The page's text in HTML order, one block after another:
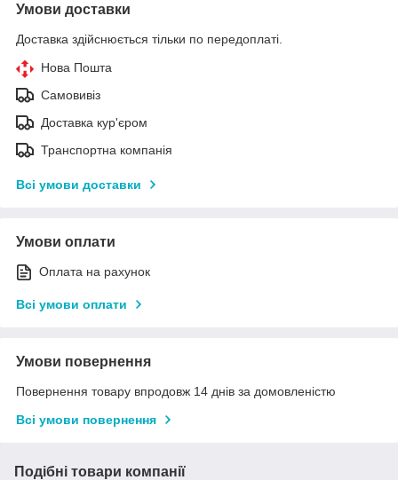
Умови доставки
Доставка здійснюється тільки по передоплаті.
Нова Пошта
Самовивіз
Доставка кур'єром
Транспортна компанія
Всі умови доставки
Умови оплати
Оплата на рахунок
Всі умови оплати
Умови повернення
Повернення товару впродовж 14 днів за домовленістю
Всі умови повернення
Подібні товари компанії